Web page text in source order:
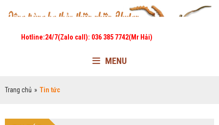
Hotline:24/7(Zalo call): 036 385 7742(Mr Hải)
MENU
Trang chủ » Tin tức